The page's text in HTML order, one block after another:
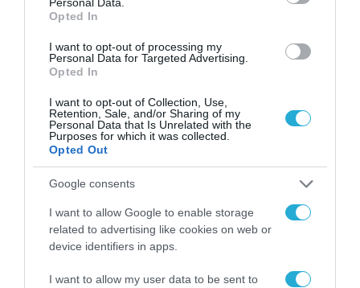
Opted In
I want to opt-out of processing my
Personal Data for Targeted Advertising.
Opted In
I want to opt-out of Collection, Use,
Retention, Sale, and/or Sharing of my
Personal Data that Is Unrelated with the
Purposes for which it was collected.
Opted Out
Google consents
I want to allow Google to enable storage
related to advertising like cookies on web or
device identifiers in apps.
I want to allow my user data to be sent to
για τη χρηματοδότηση
των ελληνικών
επιχειρήσεων στον
χώρο της άμυνας
31.07.2026
βαλίτσα του φετινού
καλοκαιριού έχει την
υπογραφή της Xiaomi
31.07.2026
ΟΛΗ Η ΡΟΗ ΕΙΔΗΣΕΩΝ